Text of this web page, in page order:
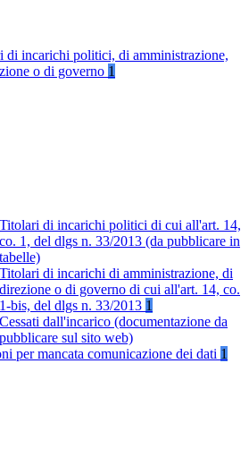
di incarichi politici, di amministrazione,
o di governo 1
Titolari di incarichi politici di cui all'art. 14,
co. 1, del dlgs n. 33/2013 (da pubblicare in
tabelle)
Titolari di incarichi di amministrazione, di
direzione o di governo di cui all'art. 14, co.
1-bis, del dlgs n. 33/2013 1
Cessati dall'incarico (documentazione da
pubblicare sul sito web)
per mancata comunicazione dei dati 1